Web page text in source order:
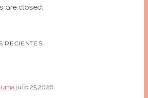
are closed.
RECIENTES
julio 25,2026